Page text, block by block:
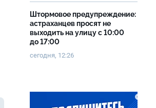
Штормовое предупреждение:
астраханцев просят не
выходить на улицу с 10:00
до 17:00
сегодня, 12:26